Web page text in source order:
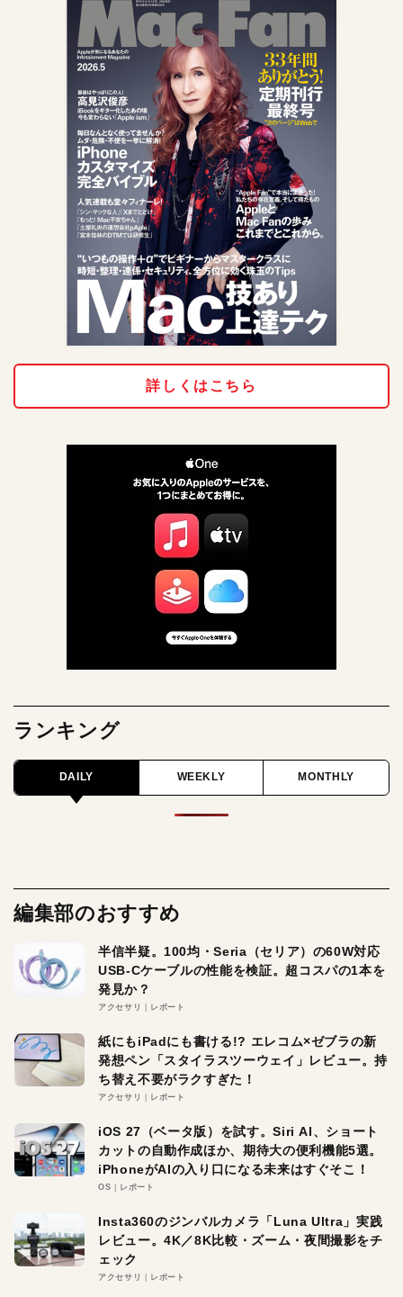
詳しくはこちら
ランキング
DAILY WEEKLY MONTHLY
編集部のおすすめ
半信半疑。100均・Seria（セリア）の60W対応
USB-Cケーブルの性能を検証。超コスパの1本を
発見か？
アクセサリ レポート
紙にもiPadにも書ける!? エレコム×ゼブラの新
発想ペン「スタイラスツーウェイ」レビュー。持
ち替え不要がラクすぎた！
アクセサリ レポート
iOS 27（ベータ版）を試す。Siri AI、ショート
カットの自動作成ほか、期待大の便利機能5選。
iPhoneがAIの入り口になる未来はすぐそこ！
OS レポート
Insta360のジンバルカメラ「Luna Ultra」実践
レビュー。4K／8K比較・ズーム・夜間撮影をチ
ェック
アクセサリ レポート